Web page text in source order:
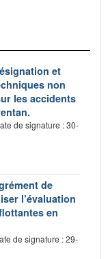
et
non
les accidents
de signature : 30-
de
l’évaluation
en
de signature : 29-